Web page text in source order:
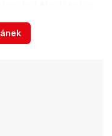
neděli,
Chameneím
dne války s